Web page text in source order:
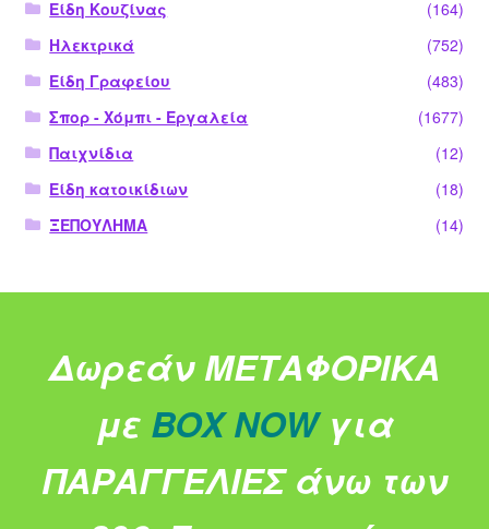
Είδη Κουζίνας
(164)
Ηλεκτρικά
(752)
Είδη Γραφείου
(483)
Σπορ - Χόμπι - Εργαλεία
(1677)
Παιχνίδια
(12)
Είδη κατοικίδιων
(18)
ΞΕΠΟΥΛΗΜΑ
(14)
Δωρεάν ΜΕΤΑΦΟΡΙΚΑ
με BOX NOW για
ΠΑΡΑΓΓΕΛΙΕΣ άνω των